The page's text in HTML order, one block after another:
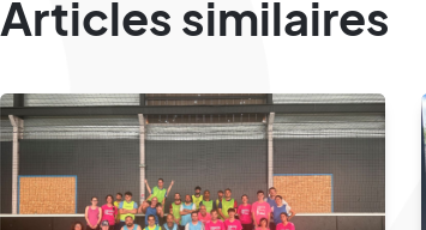
Articles similaires